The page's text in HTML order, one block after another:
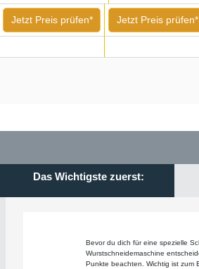
Jetzt Preis prüfen* Jetzt Preis prüfen*
Das Wichtigste zuerst:
Bevor du dich für eine spezielle
Wurstschneidemaschine
Punkte beachten. Wichtig ist zum